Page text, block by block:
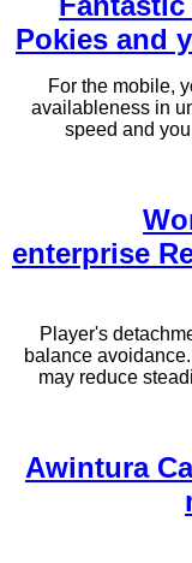
Pokies and
For the mobile,
availableness in
speed and
enterprise
Player's
balance
may reduce
Awintura